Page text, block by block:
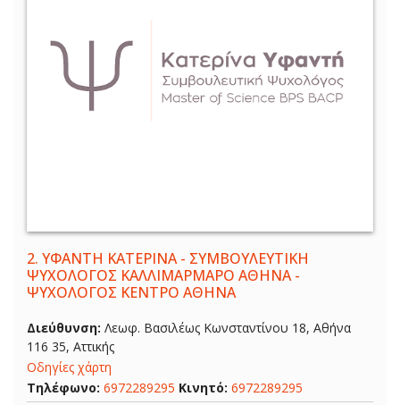
2. ΥΦΑΝΤΗ ΚΑΤΕΡΙΝΑ - ΣΥΜΒΟΥΛΕΥΤΙΚΗ
ΨΥΧΟΛΟΓΟΣ ΚΑΛΛΙΜΑΡΜΑΡΟ ΑΘΗΝΑ -
ΨΥΧΟΛΟΓΟΣ ΚΕΝΤΡΟ ΑΘΗΝΑ
Διεύθυνση: Λεωφ. Βασιλέως Κωνσταντίνου 18, Αθήνα
116 35, Αττικής
Οδηγίες χάρτη
Τηλέφωνο: 6972289295 Κινητό: 6972289295